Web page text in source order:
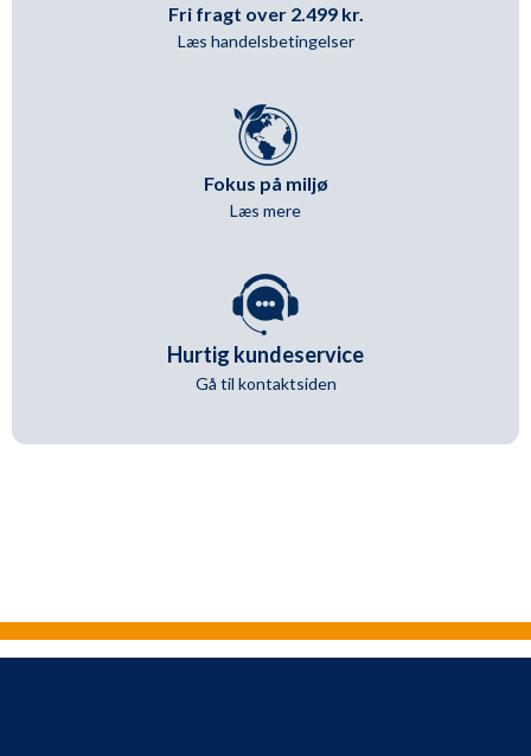
Fri fragt over 2.499 kr.
Læs handelsbetingelser
Fokus på miljø
Læs mere
Hurtig kundeservice
Gå til kontaktsiden